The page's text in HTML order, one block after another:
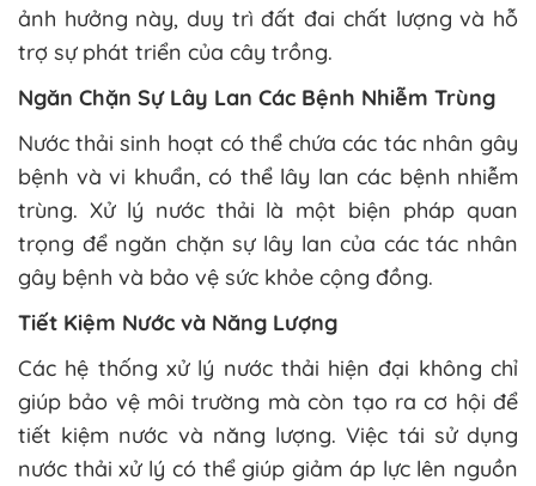
ảnh hưởng này, duy trì đất đai chất lượng và hỗ
trợ sự phát triển của cây trồng.
Ngăn Chặn Sự Lây Lan Các Bệnh Nhiễm Trùng
Nước thải sinh hoạt có thể chứa các tác nhân gây
bệnh và vi khuẩn, có thể lây lan các bệnh nhiễm
trùng. Xử lý nước thải là một biện pháp quan
trọng để ngăn chặn sự lây lan của các tác nhân
gây bệnh và bảo vệ sức khỏe cộng đồng.
Tiết Kiệm Nước và Năng Lượng
Các hệ thống xử lý nước thải hiện đại không chỉ
giúp bảo vệ môi trường mà còn tạo ra cơ hội để
tiết kiệm nước và năng lượng. Việc tái sử dụng
nước thải xử lý có thể giúp giảm áp lực lên nguồn